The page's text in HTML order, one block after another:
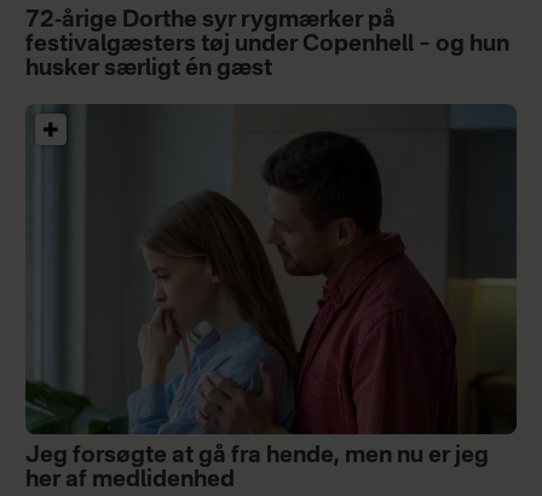
72-årige Dorthe syr rygmærker på
festivalgæsters tøj under Copenhell – og hun
husker særligt én gæst
Jeg forsøgte at gå fra hende, men nu er jeg
her af medlidenhed